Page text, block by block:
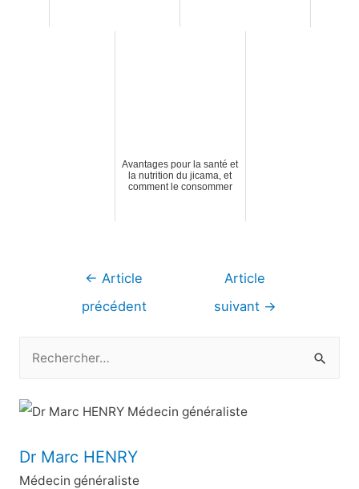
Avantages pour la santé et
la nutrition du jicama, et
comment le consommer
Navigation
← Article
précédent
Article
suivant →
c
e
r
Dr Marc HENRY
Médecin généraliste